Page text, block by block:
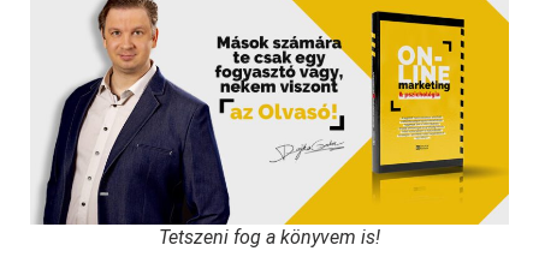
Tetszeni fog a könyvem is!